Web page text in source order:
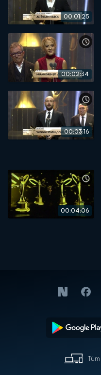
00:01:25
00:02:34
00:03:16
00:04:06
Tüm